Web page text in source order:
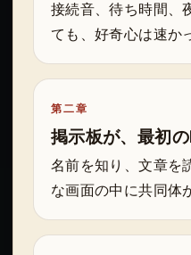
接続音、待ち時間、
ても、好奇心は速か
第二章
掲示板が、最初の
名前を知り、文章を
な画面の中に共同体